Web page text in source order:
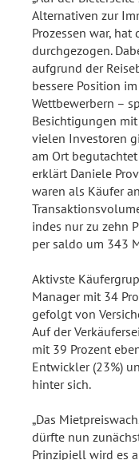
Alternativen zur
Prozessen war, hat
durchgezogen.
aufgrund der
bessere Position
Wettbewerbern –
Besichtigungen
vielen Investoren
am Ort
erklärt Daniele
waren als Käufer
indes nur zu zehn
per saldo um 343
Aktivste
Manager mit 34
gefolgt von
Auf der
mit 39 Prozent
Entwickler (23%)
hinter sich.
„Das
dürfte nun
Prinzipiell wird es